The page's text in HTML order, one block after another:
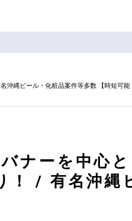
縄ビール・化粧品案件等多数 【時短可能
ナーを中心
！ / 有名沖縄